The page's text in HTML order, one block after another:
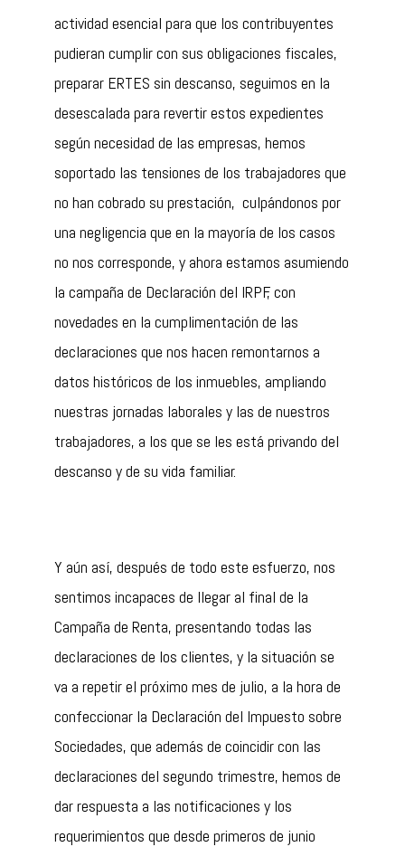
actividad esencial para que los contribuyentes
pudieran cumplir con sus obligaciones fiscales,
preparar ERTES sin descanso, seguimos en la
desescalada para revertir estos expedientes
según necesidad de las empresas, hemos
soportado las tensiones de los trabajadores que
no han cobrado su prestación, culpándonos por
una negligencia que en la mayoría de los casos
no nos corresponde, y ahora estamos asumiendo
la campaña de Declaración del IRPF, con
novedades en la cumplimentación de las
declaraciones que nos hacen remontarnos a
datos históricos de los inmuebles, ampliando
nuestras jornadas laborales y las de nuestros
trabajadores, a los que se les está privando del
descanso y de su vida familiar.
Y aún así, después de todo este esfuerzo, nos
sentimos incapaces de llegar al final de la
Campaña de Renta, presentando todas las
declaraciones de los clientes, y la situación se
va a repetir el próximo mes de julio, a la hora de
confeccionar la Declaración del Impuesto sobre
Sociedades, que además de coincidir con las
declaraciones del segundo trimestre, hemos de
dar respuesta a las notificaciones y los
requerimientos que desde primeros de junio